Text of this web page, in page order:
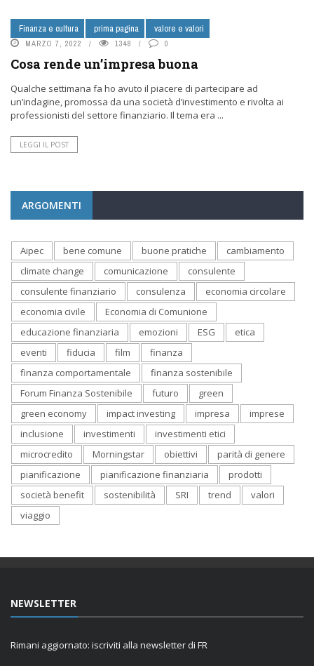
Finanza e cultura prima pagina valore e valori
MARZO 7, 2022 1348 0
Cosa rende un’impresa buona
Qualche settimana fa ho avuto il piacere di partecipare ad
un’indagine, promossa da una società d’investimento e rivolta ai
professionisti del settore finanziario. Il tema era ...
LEGGI IL POST
ARGOMENTI
Aipec bene comune buone pratiche
cambiamento
climate change
comunicazione
consulente
consulente finanziario
consulenza
economia circolare
economia civile
Economia di Comunione
educazione finanziaria
emozioni ESG
etica
eventi
fiducia film
finanza
finanza comportamentale
finanza sostenibile
Forum Finanza Sostenibile
futuro
green
green economy
impact investing impresa
imprese
inclusione
investimenti
investimenti etici
microcredito
Morningstar obiettivi
parità di genere
pianificazione
pianificazione finanziaria
prodotti
società benefit
sostenibilità SRI trend
valori
viaggio
NEWSLETTER
Rimani aggiornato: iscriviti alla newsletter di FR